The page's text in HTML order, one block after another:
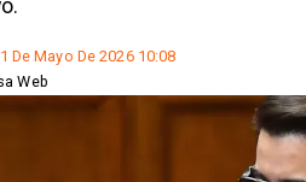
De Mayo De 2026 10:08
Web